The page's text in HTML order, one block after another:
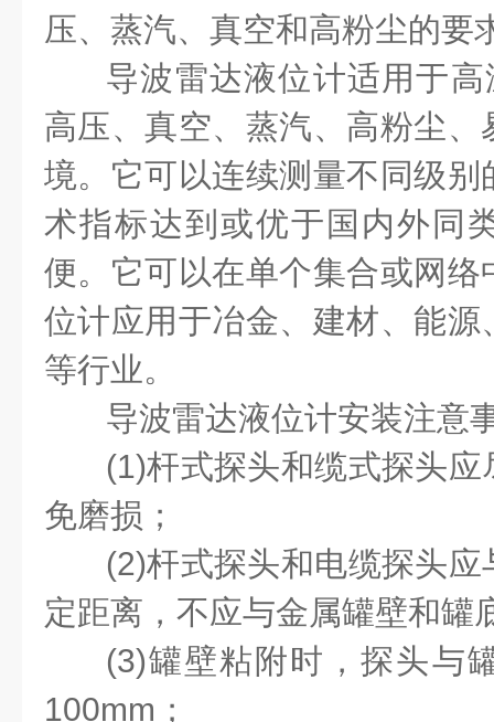
压、蒸汽、真空和高粉尘的要
导波雷达液位计适用于
高压、真空、蒸汽、高粉尘
境。它可以连续测量不同级
术指标达到或优于国内外同
便。它可以在单个集合或网
位计应用于冶金、建材、能
等行业。
导波雷达液位计安装注意
(1)杆式探头和缆式探头
免磨损；
(2)杆式探头和电缆探头
定距离，不应与金属罐壁和罐
(3)罐壁粘附时，探头与
100mm；